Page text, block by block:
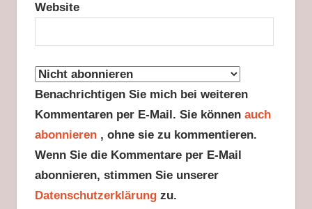
Website
Benachrichtigen Sie mich bei weiteren
Kommentaren per E-Mail. Sie können auch
abonnieren , ohne sie zu kommentieren.
Wenn Sie die Kommentare per E-Mail
abonnieren, stimmen Sie unserer
Datenschutzerklärungzu.